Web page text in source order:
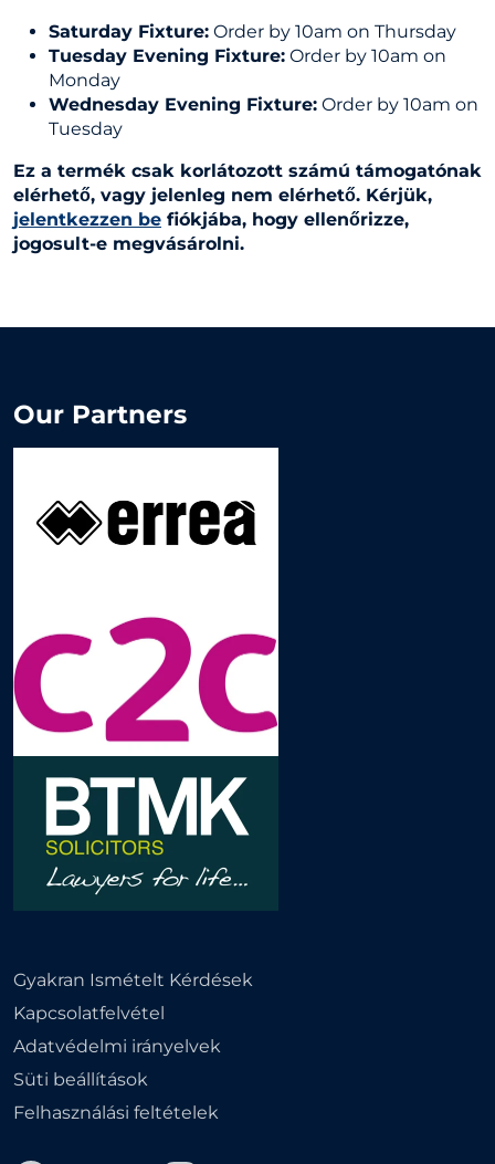
Saturday Fixture: Order by 10am on Thursday
Tuesday Evening Fixture: Order by 10am on
Monday
Wednesday Evening Fixture: Order by 10am on
Tuesday
Ez a termék csak korlátozott számú támogatónak
elérhető, vagy jelenleg nem elérhető. Kérjük,
jelentkezzen be fiókjába, hogy ellenőrizze,
jogosult-e megvásárolni.
Gyakran Ismételt Kérdések
Kapcsolatfelvétel
Adatvédelmi irányelvek
Süti beállítások
Felhasználási feltételek
Our Partners